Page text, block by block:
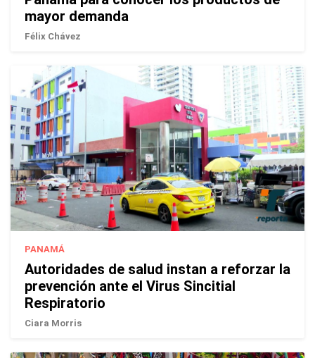
mayor demanda
Félix Chávez
PANAMÁ
Autoridades de salud instan a reforzar la
prevención ante el Virus Sincitial
Respiratorio
Ciara Morris